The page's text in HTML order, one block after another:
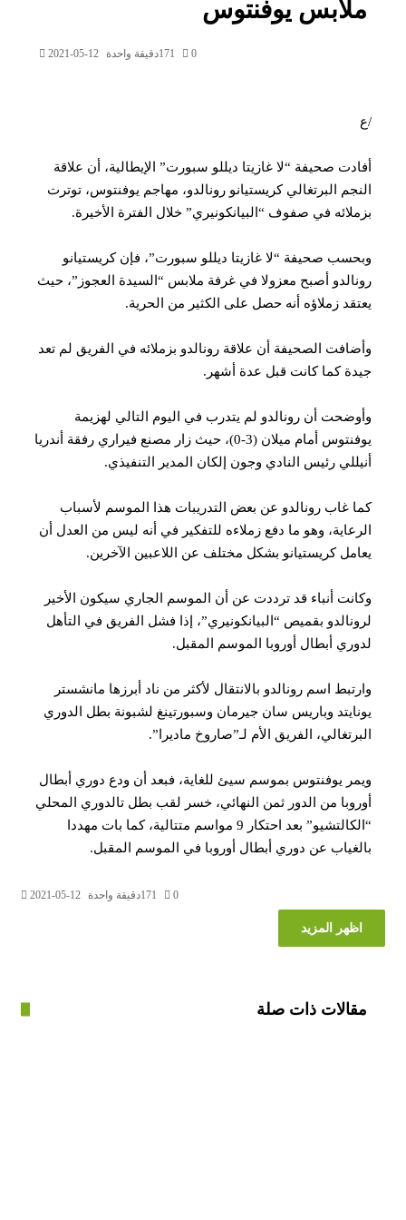
يوفنتوس
2021-05-12 دقيقة واحدة
صحيفة “لا غازيتا ديللو سبورت” الإيطالية، أن علاقة
البرتغالي كريستيانو رونالدو، مهاجم يوفنتوس، توترت
في صفوف “البيانكونيري” خلال الفترة الأخيرة.
صحيفة “لا غازيتا ديللو سبورت”، فإن كريستيانو
أصبح معزولا في غرفة ملابس “السيدة العجوز”، حيث
زملاؤه أنه حصل على الكثير من الحرية.
الصحيفة أن علاقة رونالدو بزملائه في الفريق لم تعد
كما كانت قبل عدة أشهر.
أن رونالدو لم يتدرب في اليوم التالي لهزيمة
يوفنتوس أمام ميلان (3-0)، حيث زار مصنع فيراري رفقة أندريا
رئيس النادي وجون إلكان المدير التنفيذي.
غاب رونالدو عن بعض التدريبات هذا الموسم لأسباب
وهو ما دفع زملاءه للتفكير في أنه ليس من العدل أن
كريستيانو بشكل مختلف عن اللاعبين الآخرين.
أنباء قد ترددت عن أن الموسم الجاري سيكون الأخير
بقميص “البيانكونيري”، إذا فشل الفريق في التأهل
أبطال أوروبا الموسم المقبل.
اسم رونالدو بالانتقال لأكثر من ناد أبرزها مانشستر
وباريس سان جيرمان وسبورتينغ لشبونة بطل الدوري
الفريق الأم لـ”صاروخ ماديرا”.
يوفنتوس بموسم سيئ للغاية، فبعد أن ودع دوري أبطال
من الدور ثمن النهائي، خسر لقب بطل تالدوري المحلي
“الكالتشيو” بعد احتكار 9 مواسم متتالية، كما بات مهددا
عن دوري أبطال أوروبا في الموسم المقبل.
2021-05-12 دقيقة واحدة
المزيد
ذات صلة